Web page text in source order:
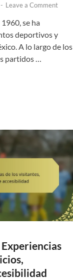
- Leave a Comment
se ha
deportivos y
A lo largo de los
partidos …